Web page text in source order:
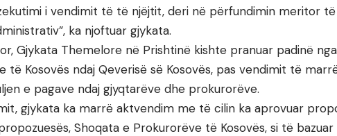
i vendimit të të njëjtit, deri në përfundimin meritor të
ka njoftuar gjykata.
Gjykata Themelore në Prishtinë kishte pranuar padinë
të Kosovës ndaj Qeverisë së Kosovës, pas vendimit të
e pagave ndaj gjyqtarëve dhe prokurorëve.
gjykata ka marrë aktvendim me të cilin ka aprovuar
Shoqata e Prokurorëve të Kosovës, si të